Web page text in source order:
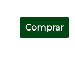
Comprar